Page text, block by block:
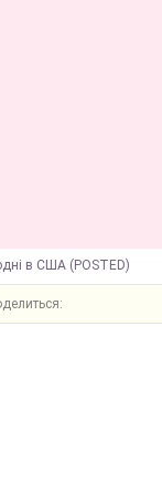
в США (POSTED)